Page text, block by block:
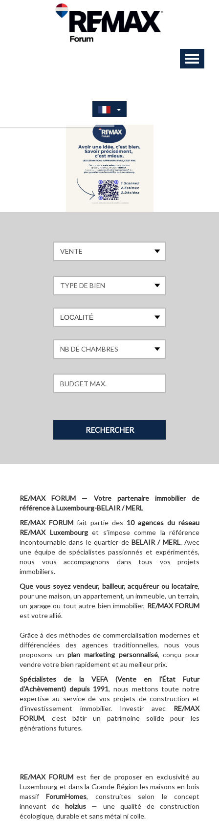
LOCALITÉ
RE/MAX FORUM — Votre partenaire immobilier de
référence à Luxembourg-BELAIR / MERL
RE/MAX FORUM fait partie des 10agences du réseau
RE/MAX Luxembourget s’impose comme la référence
incontournable dans le quartier de BELAIR / MERL. Avec
une équipe de spécialistes passionnés et expérimentés,
nous vous accompagnons dans tous vos projets
immobiliers.
Que vous soyez vendeur, bailleur, acquéreur ou locataire,
pour une maison, un appartement, un immeuble, un terrain,
un garage ou tout autre bien immobilier, RE/MAX FORUM
est votre allié.
Grâce à des méthodes de commercialisation modernes et
différenciées des agences traditionnelles, nous vous
proposons unplan marketing personnalisé, conçu pour
vendre votre bien rapidement et au meilleur prix.
Spécialistes de la VEFA (Vente en l'État Futur
d'Achèvement) depuis 1991, nous mettons toute notre
expertise au service de vos projets de construction et
d’investissement immobilier. Investir avec RE/MAX
FORUM, c’est bâtir un patrimoine solide pour les
générations futures.
RE/MAX FORUMest fier de proposer en exclusivité au
Luxembourg et dans la Grande Région les maisons en bois
massifForumHomes, construites selon le concept
innovant deholzius — une qualité de construction
écologique, durable et sans métal ni colle.